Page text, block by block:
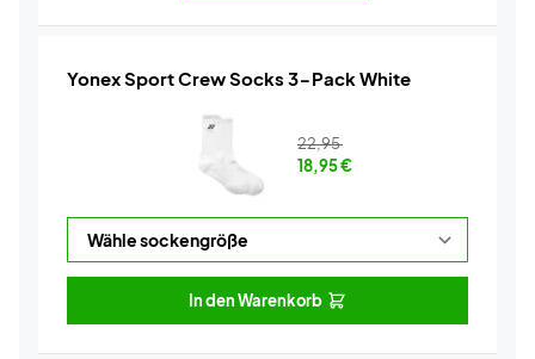
Yonex Sport Crew Socks 3-Pack White
22,95
18,95€
In den Warenkorb